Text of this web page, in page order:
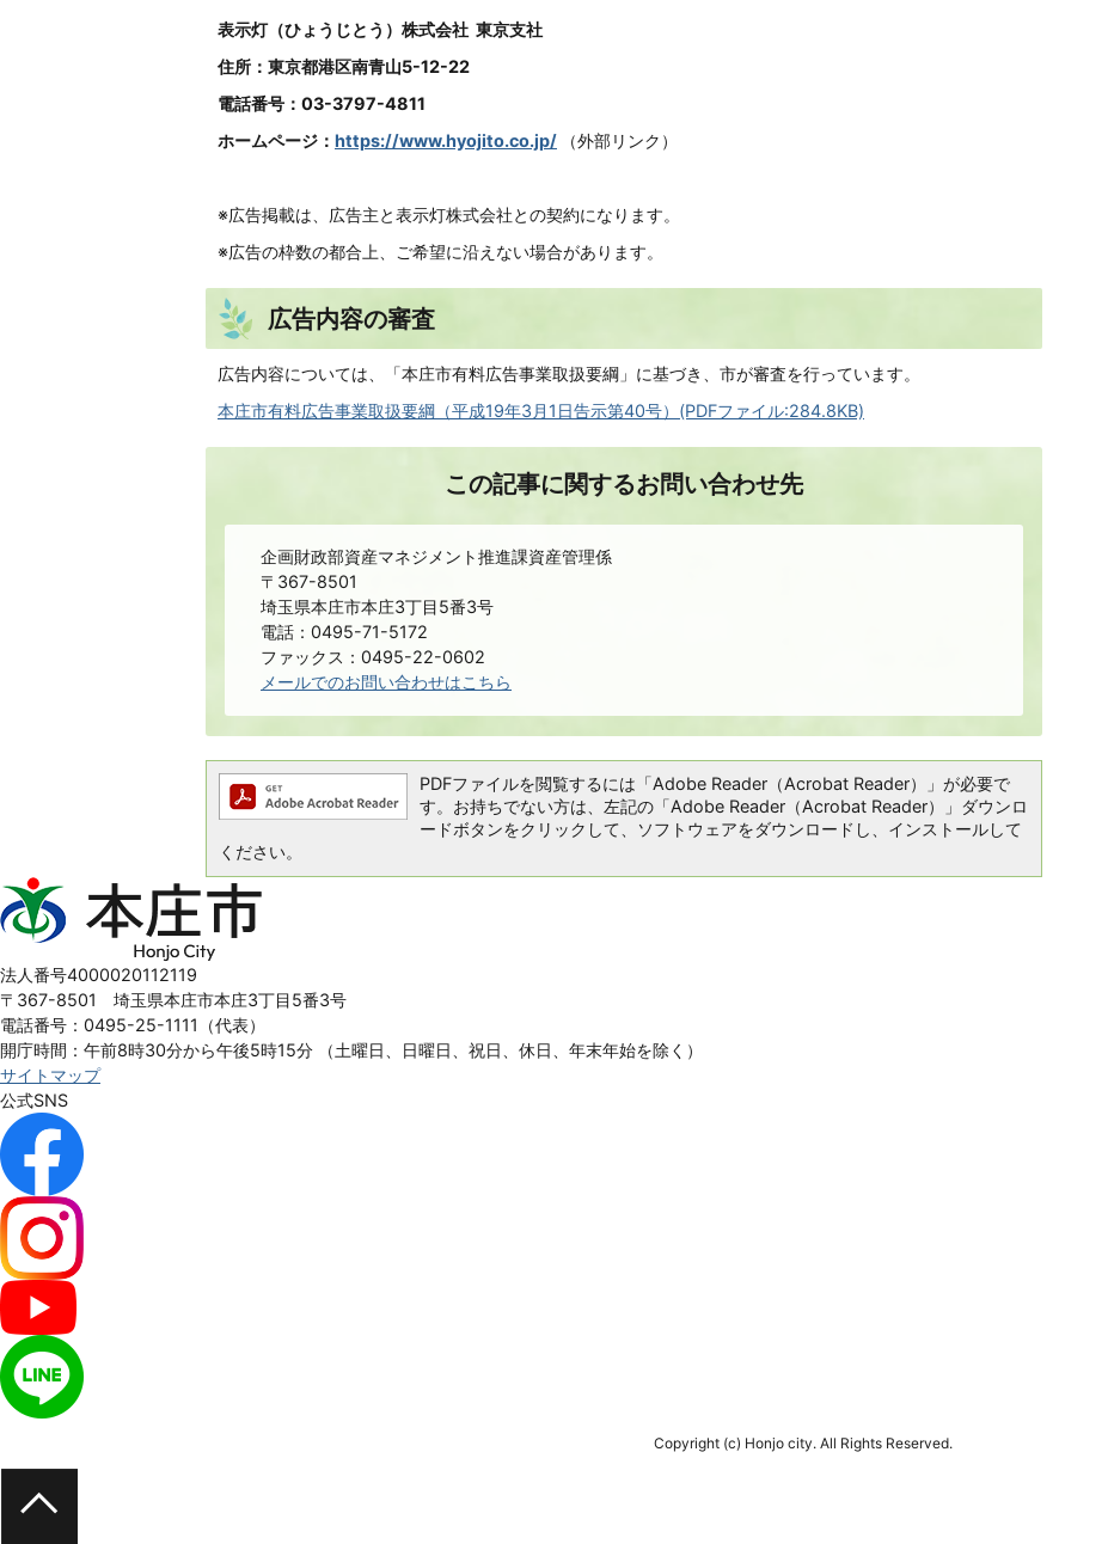
表示灯（ひょうじとう）株式会社 東京支社
住所：東京都港区南青山5-12-22
電話番号：03-3797-4811
ホームページ： https://www.hyojito.co.jp/ （外部リンク）
※広告掲載は、広告主と表示灯株式会社との契約になります。
※広告の枠数の都合上、ご希望に沿えない場合があります。
広告内容の審査
広告内容については、「本庄市有料広告事業取扱要綱」に基づき、市が審査を行っています。
本庄市有料広告事業取扱要綱（平成19年3月1日告示第40号）(PDFファイル:284.8KB)
この記事に関するお問い合わせ先
企画財政部資産マネジメント推進課資産管理係
〒367-8501
埼玉県本庄市本庄3丁目5番3号
電話：0495-71-5172
ファックス：0495-22-0602
メールでのお問い合わせはこちら
PDFファイルを閲覧するには「Adobe Reader（Acrobat Reader）」が必要で
す。お持ちでない方は、左記の「Adobe Reader（Acrobat Reader）」ダウンロ
ードボタンをクリックして、ソフトウェアをダウンロードし、インストールして
ください。
本
庄
Honjo
City
法人番号4000020112119
〒367-8501 埼玉県本庄市本庄3丁目5番3号
電話番号：0495-25-1111（代表）
開庁時間：午前8時30分から午後5時15分
（土曜日、日曜日、祝日、休日、年末年始を除く）
サイトマップ
公式SNS
Copyright (c) Honjo city. All Rights Reserved.